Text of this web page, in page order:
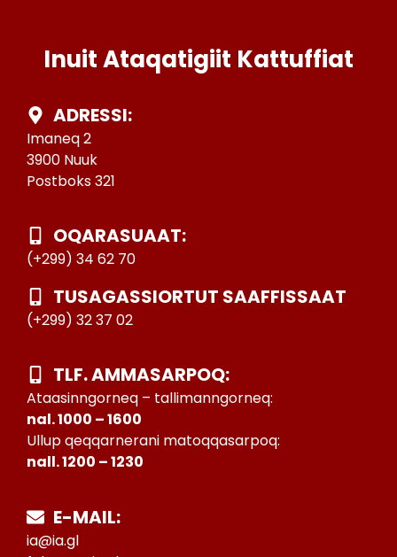
Inuit Ataqatigiit Kattuffiat
ADRESSI:
Imaneq 2
3900 Nuuk
Postboks 321
OQARASUAAT:
(+299) 34 62 70
TUSAGASSIORTUT SAAFFISSAAT
(+299) 32 37 02
TLF. AMMASARPOQ:
Ataasinngorneq – tallimanngorneq:
nal. 1000 – 1600
Ullup qeqqarnerani matoqqasarpoq:
nall. 1200 – 1230
E-MAIL:
ia@ia.gl